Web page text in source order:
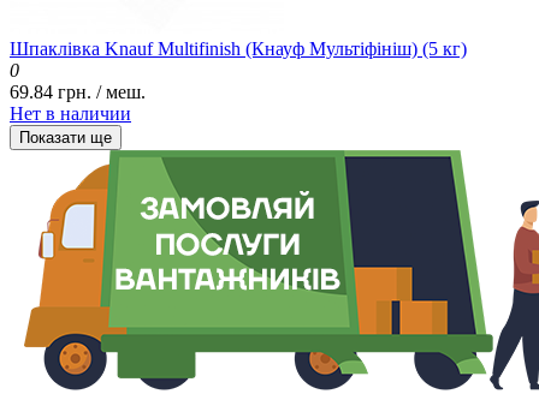
Шпаклівка Knauf Multifinish (Кнауф Мультіфініш) (5 кг)
0
69.84 грн. / меш.
Нет в наличии
Показати ще